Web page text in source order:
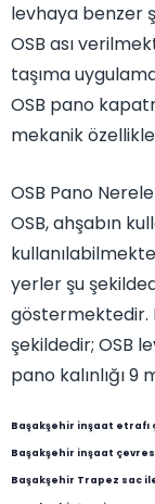
levhaya benzer
OSB ası
taşıma
OSB pano
mekanik
OSB Pano
OSB, ahşabın
yerler şu
göstermektedir.
şekildedir; OSB
pano kalınlığı 9
Başakşehir inşaat etrafı
Başakşehir inşaat
Başakşehir Trapez sac